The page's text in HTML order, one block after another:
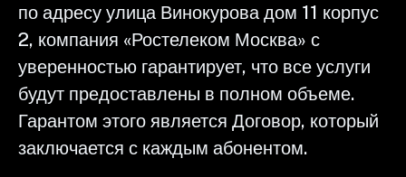
по адресу улица Винокурова дом 11 корпус
2, компания «Ростелеком Москва» с
уверенностью гарантирует, что все услуги
будут предоставлены в полном объеме.
Гарантом этого является Договор, который
заключается с каждым абонентом.